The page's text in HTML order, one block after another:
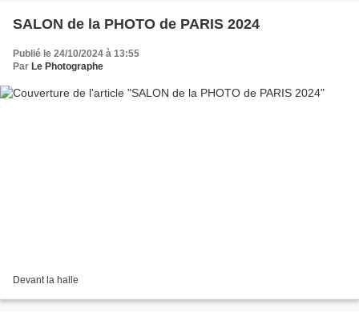
SALON de la PHOTO de PARIS 2024
Publié le 24/10/2024 à 13:55
Par Le Photographe
Devant la halle